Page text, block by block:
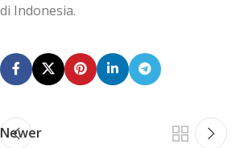
di Indonesia.
Newer